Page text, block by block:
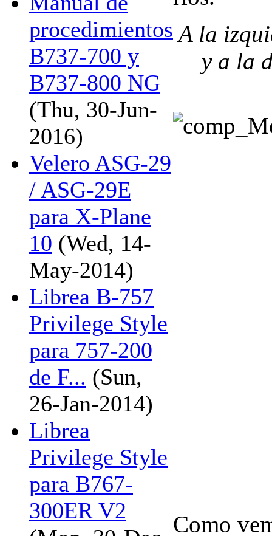
procedimientos
B737-700 y
B737-800 NG
(Thu, 30-Jun-
2016)
Velero ASG-29
/ ASG-29E
para X-Plane
10 (Wed, 14-
May-2014)
Librea B-757
Privilege Style
para 757-200
de F... (Sun,
26-Jan-2014)
Librea
Privilege Style
para B767-
300ER V2
A la
y a la
Como